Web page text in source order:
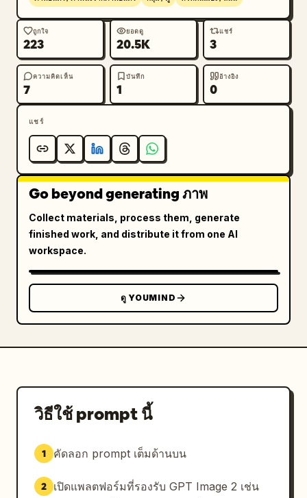
ถูกใจ
223
ยอดดู
20.5K
แชร์
3
ความคิดเห็น
7
บันทึก
1
อ้างอิง
0
แชร์
Go beyond generating ภาพ
Collect materials, process them, generate
finished work, and distribute it from one AI
workspace.
ดู YOUMIND
วิธีใช้ prompt นี้
1 คัดลอก prompt เต็มด้านบน
2
เปิดแพลตฟอร์มที่รองรับ GPT Image 2 เช่น